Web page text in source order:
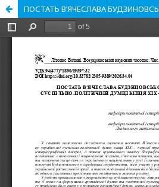
ПОСТАТЬ В’ЯЧЕСЛАВА